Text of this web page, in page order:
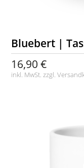
Bluebert |
16,90 €
inkl. MwSt. zzgl.